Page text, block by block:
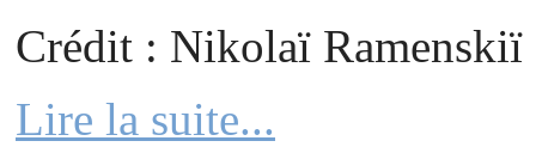
Crédit : Nikolaï Ramenskiï
Lire la suite...